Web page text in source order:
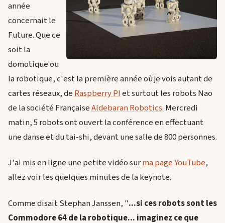
année
concernait le
Future. Que ce
soit la
domotique ou
la robotique, c'est la première année où je vois autant de
cartes réseaux, deRaspberry PIet surtout les robots Nao
de la société FrançaiseAldebaran Robotics. Mercredi
matin, 5 robots ont ouvert la conférence en effectuant
une danse et du tai-shi, devant une salle de 800 personnes.
J'ai mis en ligne une petite vidéo surma page YouTube,
allez voir les quelques minutes de la keynote.
Comme disait Stephan Janssen, "...si ces robots sont les
Commodore 64 de la robotique... imaginez ce que